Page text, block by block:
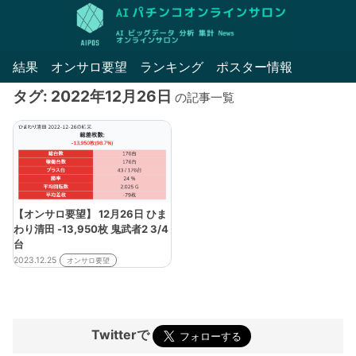
結果 オンサロ要望 ランキング ポスター情報
タグ: 2022年12月26日 の記事一覧
【オンサロ要望】 12月26日 ひま
わり清田 -13,950枚 鬼武者2 3/4
台
2023.12.25 オンサロ要望
Twitterで